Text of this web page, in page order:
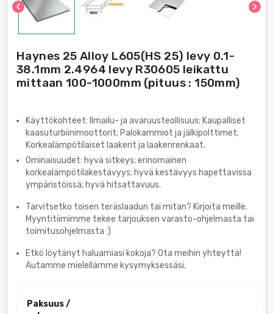
chevron_left chevron_right
Haynes 25 Alloy L605(HS 25) levy 0.1-
38.1mm 2.4964 levy R30605 leikattu
mittaan 100-1000mm (pituus : 150mm)
Käyttökohteet: Ilmailu- ja avaruusteollisuus; Kaupalliset
kaasuturbiinimoottorit; Palokammiot ja jälkipolttimet;
Korkealämpötilaiset laakerit ja laakerirenkaat.
Ominaisuudet: hyvä sitkeys; erinomainen
korkealämpötilakestävyys; hyvä kestävyys hapettavissa
ympäristöissä; hyvä hitsattavuus.
Tarvitsetko toisen teräslaadun tai mitan? Kirjoita meille.
Myyntitiimimme tekee tarjouksen varasto-ohjelmasta tai
toimitusohjelmasta :)
Etkö löytänyt haluamiasi kokoja? Ota meihin yhteyttä!
Autamme mielellämme kysymyksessäsi.
Paksuus /